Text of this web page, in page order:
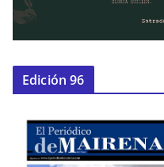
Edición 96